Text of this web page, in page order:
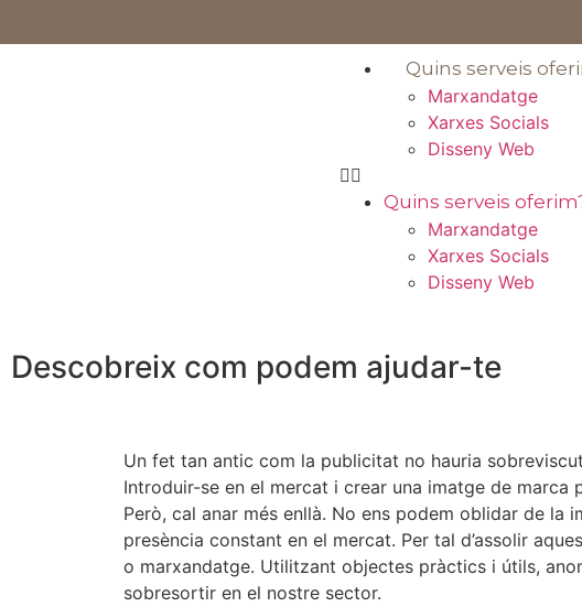
Quins serveis
Marxandatge
Xarxes Socials
Disseny Web
Quins serveis
Marxandatge
Xarxes Socials
Disseny Web
Descobreix com podem ajudar-te
Un fet tan antic com la publicitat no hauria
Introduir-se en el mercat i crear una imatge de marca
Però, cal anar més enllà. No ens podem oblidar de la
presència constant en el mercat. Per tal d’assolir
o marxandatge. Utilitzant objectes pràctics i útils,
sobresortir en el nostre sector.